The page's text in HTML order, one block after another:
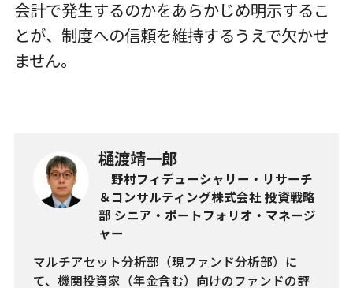
会計で発生するのかをあらかじめ明示するこ
とが、制度への信頼を維持するうえで欠かせ
ません。
樋渡靖一郎
野村フィデューシャリー・リサーチ
＆コンサルティング株式会社 投資戦略
部 シニア・ポートフォリオ・マネージ
ャー
マルチアセット分析部（現ファンド分析部）に
て、機関投資家（年金含む）向けのファンドの評